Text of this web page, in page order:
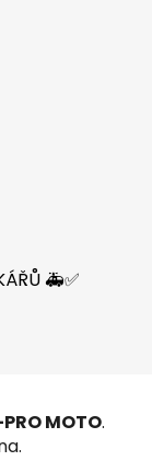
🚑✅
MOTO.